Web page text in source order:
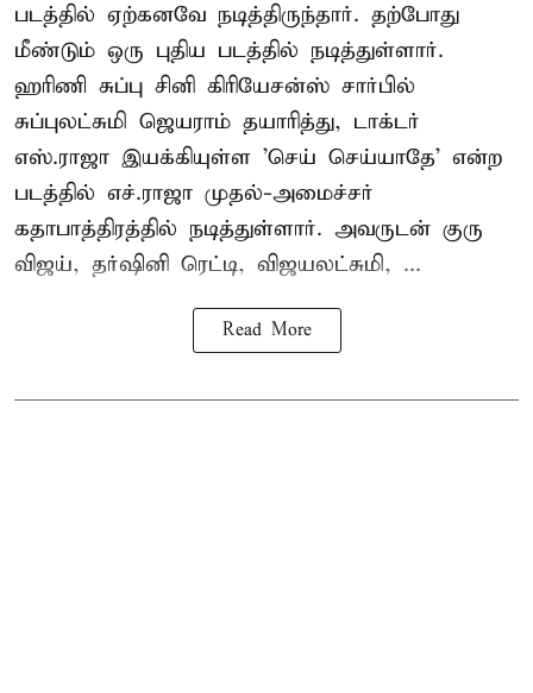
படத்தில் ஏற்கனவே நடித்திருந்தார். தற்போது
மீண்டும் ஒரு புதிய படத்தில் நடித்துள்ளார்.
ஹரிணி சுப்பு சினி கிரியேசன்ஸ் சார்பில்
சுப்புலட்சுமி ஜெயராம் தயாரித்து, டாக்டர்
எஸ்.ராஜா இயக்கியுள்ள 'செய் செய்யாதே' என்ற
படத்தில் எச்.ராஜா முதல்-அமைச்சர்
கதாபாத்திரத்தில் நடித்துள்ளார். அவருடன் குரு
விஜய், தர்ஷினி ரெட்டி, விஜயலட்சுமி, ...
Read More